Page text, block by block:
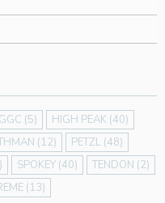
GGC (5) HIGH PEAK (40)
(12) PETZL (48)
SPOKEY (40) TENDON (2)
(13)